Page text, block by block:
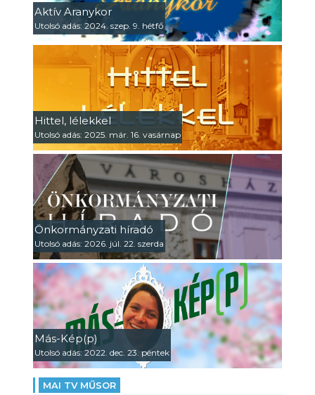
Aktív Aranykor
Utolsó adás: 2024. szep. 9. hétfő
Hittel, lélekkel
Utolsó adás: 2025. már. 16. vasárnap
Önkormányzati híradó
Utolsó adás: 2026. júl. 22. szerda
Más-Kép(p)
Utolsó adás: 2022. dec. 23. péntek
MAI TV MŰSOR